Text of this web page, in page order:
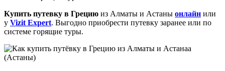
Купить путевку в Грецию из Алматы и Астаны онлайн или
у Vizit Expert. Выгодно приобрести путевку заранее или по
системе горящие туры.